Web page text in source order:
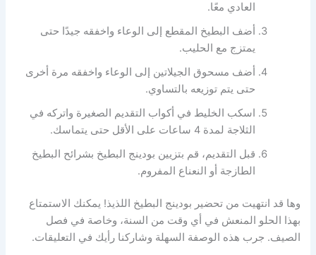
العادي معًا.
أضف البطيخ المقطع إلى الوعاء واخفقه جيدًا حتى
يمتزج مع الحليب.
أضف مسحوق الجيلاتين إلى الوعاء واخفقه مرة أخرى
حتى يتم توزيعه بالتساوي.
اسكب الخليط في أكواب التقديم الصغيرة واتركه في
الثلاجة لمدة 4 ساعات على الأقل حتى يتماسك.
قبل التقديم، قم بتزيين بودينج البطيخ بشرائح البطيخ
الطازجة أو النعناع المفروم.
وها قد انتهيت من تحضير بودينج البطيخ اللذيذ! يمكنك الاستمتاع
بهذا الحلو المنعش في أي وقت من السنة، وخاصة في فصل
الصيف. جرب هذه الوصفة السهلة وشاركنا رأيك في التعليقات.